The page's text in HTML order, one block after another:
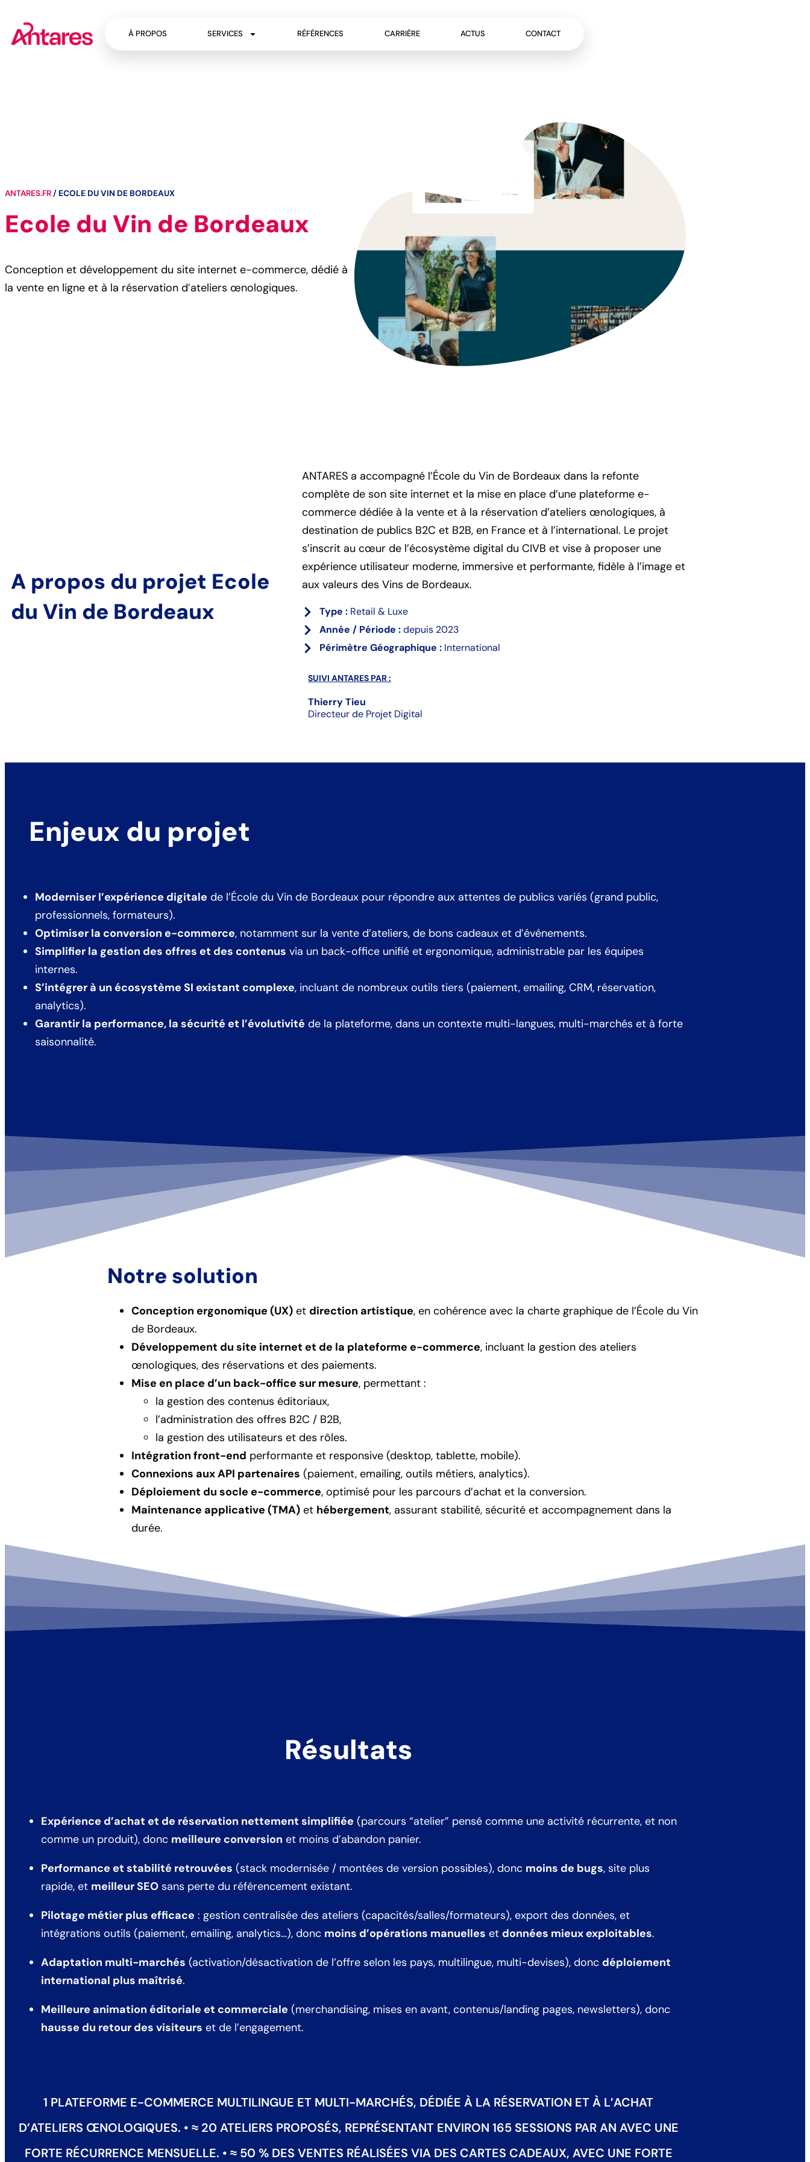
À PROPOS SERVICES RÉFÉRENCES CARRIÈRE ACTUS CONTACT
ANTARES.FR/ ECOLE DU VIN DE BORDEAUX
Ecole du Vin de Bordeaux
Conception et développement du site internet e-commerce, dédié à
la vente en ligne et à la réservation d’ateliers œnologiques.
A propos du projet Ecole
du Vin de Bordeaux
ANTARES a accompagné l’École du Vin de Bordeaux dans la refonte
complète de son site internet et la mise en place d’une plateforme e-
commerce dédiée à la vente et à la réservation d’ateliers œnologiques, à
destination de publics B2C et B2B, en France et à l’international. Le projet
s’inscrit au cœur de l’écosystème digital du CIVB et vise à proposer une
expérience utilisateur moderne, immersive et performante, fidèle à l’image et
aux valeurs des Vins de Bordeaux.
Type : Retail & Luxe
Année / Période :depuis 2023
Périmètre Géographique : International
SUIVI ANTARES PAR :
Thierry Tieu
Directeur de Projet Digital
Enjeux du projet
Moderniser l’expérience digitale de l’École du Vin de Bordeaux pour répondre aux attentes de publics variés (grand public,
professionnels, formateurs).
Optimiser la conversion e-commerce, notamment sur la vente d’ateliers, de bons cadeaux et d’événements.
Simplifier la gestion des offres et des contenus via un back-office unifié et ergonomique, administrable par les équipes
internes.
S’intégrer à un écosystème SI existant complexe, incluant de nombreux outils tiers (paiement, emailing, CRM, réservation,
analytics).
Garantir la performance, la sécurité et l’évolutivité de la plateforme, dans un contexte multi-langues, multi-marchés et à forte
saisonnalité.
Notre solution
Conception ergonomique (UX) et direction artistique, en cohérence avec la charte graphique de l’École du Vin
de Bordeaux.
Développement du site internet et de la plateforme e-commerce, incluant la gestion des ateliers
œnologiques, des réservations et des paiements.
Mise en place d’un back-office sur mesure, permettant :
la gestion des contenus éditoriaux,
l’administration des offres B2C / B2B,
la gestion des utilisateurs et des rôles.
Intégration front-end performante et responsive (desktop, tablette, mobile).
Connexions aux API partenaires (paiement, emailing, outils métiers, analytics).
Déploiement du socle e-commerce, optimisé pour les parcours d’achat et la conversion.
Maintenance applicative (TMA) et hébergement, assurant stabilité, sécurité et accompagnement dans la
durée.
Résultats
Expérience d’achat et de réservation nettement simplifiée (parcours “atelier” pensé comme une activité récurrente, et non
comme un produit), donc meilleure conversion et moins d’abandon panier.
Performance et stabilité retrouvées (stack modernisée / montées de version possibles), donc moins de bugs, site plus
rapide, et meilleur SEO sans perte du référencement existant.
Pilotage métier plus efficace : gestion centralisée des ateliers (capacités/salles/formateurs), export des données, et
intégrations outils (paiement, emailing, analytics…), donc moins d’opérations manuelles et données mieux exploitables.
Adaptation multi-marchés (activation/désactivation de l’offre selon les pays, multilingue, multi-devises), donc déploiement
international plus maîtrisé.
Meilleure animation éditoriale et commerciale (merchandising, mises en avant, contenus/landing pages, newsletters), donc
hausse du retour des visiteurs et de l’engagement.
1 PLATEFORME E-COMMERCE MULTILINGUE ET MULTI-MARCHÉS, DÉDIÉE À LA RÉSERVATION ET À L’ACHAT
D’ATELIERS ŒNOLOGIQUES. • ≈ 20 ATELIERS PROPOSÉS, REPRÉSENTANT ENVIRON 165 SESSIONS PAR AN AVEC UNE
FORTE RÉCURRENCE MENSUELLE. • ≈ 50 % DES VENTES RÉALISÉES VIA DES CARTES CADEAUX, AVEC UNE FORTE